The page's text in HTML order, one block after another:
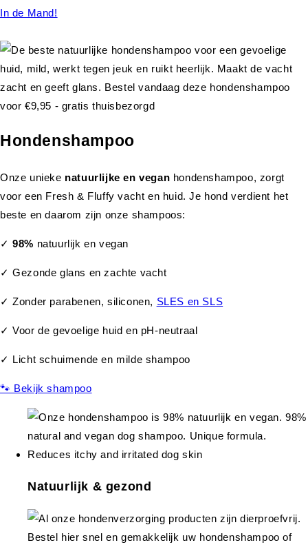
In de Mand!
Hondenshampoo
Onze unieke natuurlijke en vegan hondenshampoo, zorgt
voor een Fresh & Fluffy vacht en huid. Je hond verdient het
beste en daarom zijn onze shampoos:
✓98% natuurlijk en vegan
✓ Gezonde glans en zachte vacht
✓ Zonder parabenen, siliconen, SLES en SLS
✓ Voor de gevoelige huid en pH-neutraal
✓ Licht schuimende en milde shampoo
🐾 Bekijk shampoo
Natuurlijk & gezond